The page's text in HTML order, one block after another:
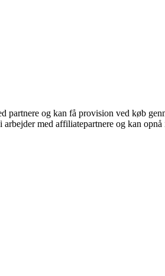
partnere og kan få provision ved køb
med affiliatepartnere og kan